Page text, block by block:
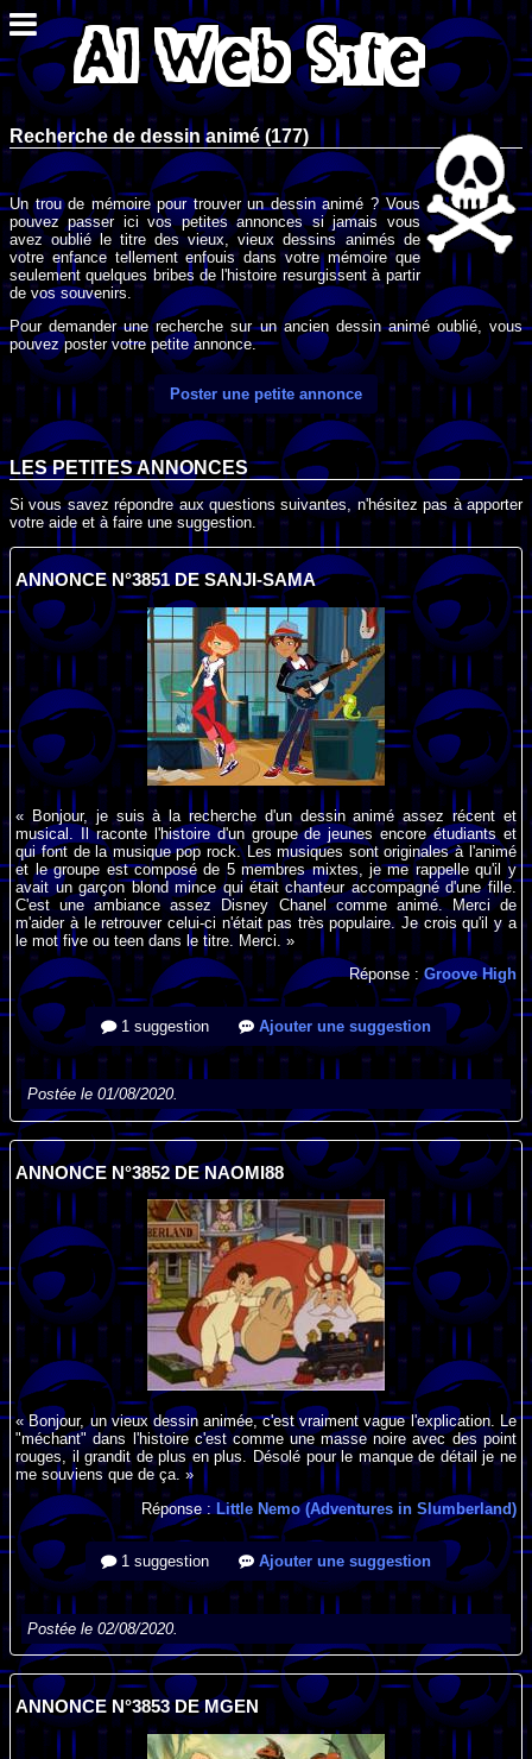
Recherche de dessin animé (177)
Un trou de mémoire pour trouver un dessin animé ? Vous
pouvez passer ici vos petites annonces si jamais vous
avez oublié le titre des vieux, vieux dessins animés de
votre enfance tellement enfouis dans votre mémoire que
seulement quelques bribes de l'histoire resurgissent à partir
de vos souvenirs.
Pour demander une recherche sur un ancien dessin animé oublié, vous
pouvez poster votre petite annonce.
Poster une petite annonce
LES PETITES ANNONCES
Si vous savez répondre aux questions suivantes, n'hésitez pas à apporter
votre aide et à faire une suggestion.
ANNONCE N°3851 DE SANJI-SAMA
« Bonjour, je suis à la recherche d'un dessin animé assez récent et
musical. Il raconte l'histoire d'un groupe de jeunes encore étudiants et
qui font de la musique pop rock. Les musiques sont originales à l'animé
et le groupe est composé de 5 membres mixtes, je me rappelle qu'il y
avait un garçon blond mince qui était chanteur accompagné d'une fille.
C'est une ambiance assez Disney Chanel comme animé. Merci de
m'aider à le retrouver celui-ci n'était pas très populaire. Je crois qu'il y a
le mot five ou teen dans le titre. Merci. »
Réponse :Groove High
1 suggestion Ajouter une suggestion
Postée le 01/08/2020.
ANNONCE N°3852 DE NAOMI88
« Bonjour, un vieux dessin animée, c'est vraiment vague l'explication. Le
"méchant" dans l'histoire c'est comme une masse noire avec des point
rouges, il grandit de plus en plus. Désolé pour le manque de détail je ne
me souviens que de ça. »
Réponse : Little Nemo (Adventures in Slumberland)
1 suggestion Ajouter une suggestion
Postée le 02/08/2020.
ANNONCE N°3853 DE MGEN